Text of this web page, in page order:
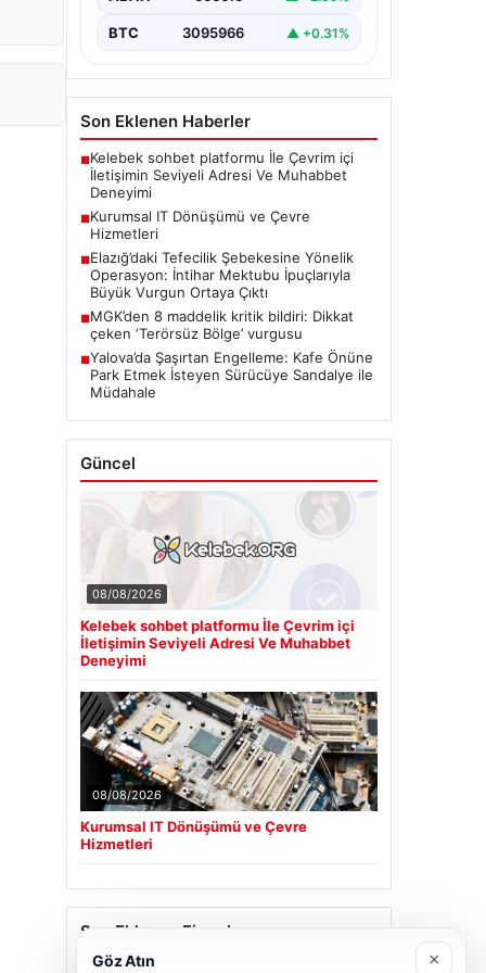
BTC 3095966 ▲ +0.31%
Son Eklenen Haberler
■Kelebek sohbet platformu İle Çevrim içi
İletişimin Seviyeli Adresi Ve Muhabbet
Deneyimi
■Kurumsal IT Dönüşümü ve Çevre
Hizmetleri
■Elazığ’daki Tefecilik Şebekesine Yönelik
Operasyon: İntihar Mektubu İpuçlarıyla
Büyük Vurgun Ortaya Çıktı
■MGK’den 8 maddelik kritik bildiri: Dikkat
çeken ‘Terörsüz Bölge’ vurgusu
■Yalova’da Şaşırtan Engelleme: Kafe Önüne
Park Etmek İsteyen Sürücüye Sandalye ile
Müdahale
Güncel
08/08/2026
Kelebek sohbet platformu İle Çevrim içi
İletişimin Seviyeli Adresi Ve Muhabbet
Deneyimi
08/08/2026
Kurumsal IT Dönüşümü ve Çevre
Hizmetleri
Son Eklenen Firmalar
Göz Atın ×